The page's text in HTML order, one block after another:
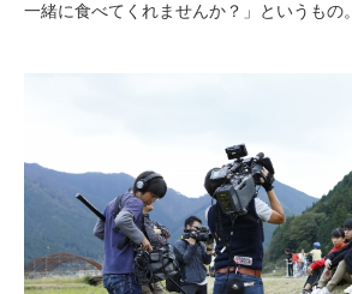
一緒に食べてくれませんか？」というもの。